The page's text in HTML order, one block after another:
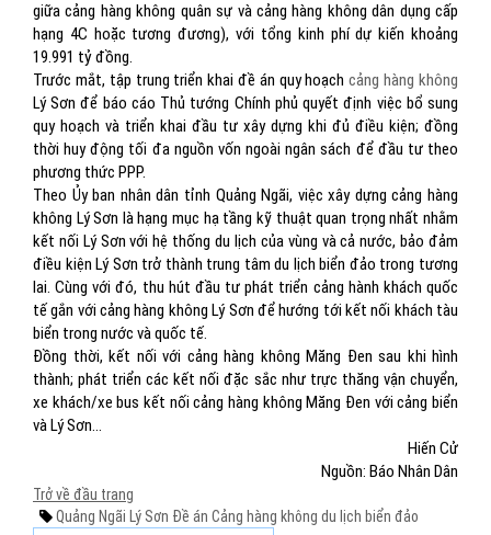
giữa cảng hàng không quân sự và cảng hàng không dân dụng cấp
hạng 4C hoặc tương đương), với tổng kinh phí dự kiến khoảng
19.991 tỷ đồng.
Trước mắt, tập trung triển khai đề án quy hoạchcảng hàng không
Lý Sơn để báo cáo Thủ tướng Chính phủ quyết định việc bổ sung
quy hoạch và triển khai đầu tư xây dựng khi đủ điều kiện; đồng
thời huy động tối đa nguồn vốn ngoài ngân sách để đầu tư theo
phương thức PPP.
Theo Ủy ban nhân dân tỉnh Quảng Ngãi, việc xây dựng cảng hàng
không Lý Sơn là hạng mục hạ tầng kỹ thuật quan trọng nhất nhằm
kết nối Lý Sơn với hệ thống du lịch của vùng và cả nước, bảo đảm
điều kiện Lý Sơn trở thành trung tâm du lịch biển đảo trong tương
lai. Cùng với đó, thu hút đầu tư phát triển cảng hành khách quốc
tế gắn với cảng hàng không Lý Sơn để hướng tới kết nối khách tàu
biển trong nước và quốc tế.
Đồng thời, kết nối với cảng hàng không Măng Đen sau khi hình
thành; phát triển các kết nối đặc sắc như trực thăng vận chuyển,
xe khách/xe bus kết nối cảng hàng không Măng Đen với cảng biển
và Lý Sơn…
Hiến Cử
Nguồn: Báo Nhân Dân
Trở về đầu trang
Quảng Ngãi Lý Sơn Đề án Cảng hàng không du lịch biển đảo